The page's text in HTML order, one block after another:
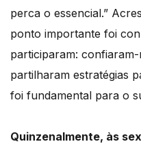
perca o essencial.”
ponto importante foi
participaram:
partilharam estratégias
foi fundamental para o
Quinzenalmente, às